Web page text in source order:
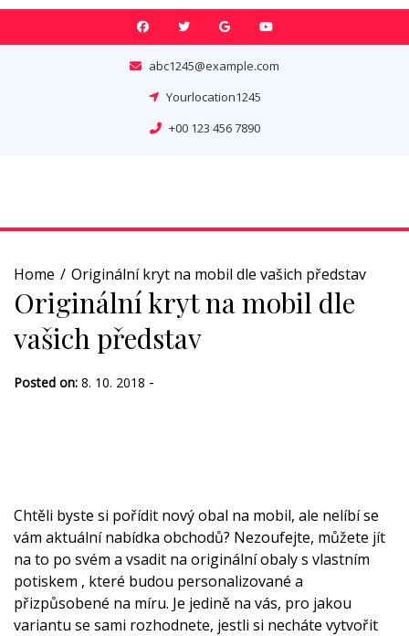
Skip
abc1245@example.com
Yourlocation1245
+00 123 456 7890
Home Originální kryt na mobil dle vašich představ
Originální kryt na mobil dle
vašich představ
Posted on: 8. 10. 2018 -
Chtěli byste si pořídit nový obal na mobil, ale nelíbí se
vám aktuální nabídka obchodů? Nezoufejte, můžete jít
na to po svém a vsadit na originální obaly s vlastním
potiskem , které budou personalizované a
přizpůsobené na míru. Je jedině na vás, pro jakou
variantu se sami rozhodnete, jestli si necháte vytvořit